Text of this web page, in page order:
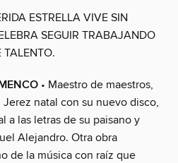
ESTRELLA VIVE SIN
SEGUIR TRABAJANDO
TALENTO.
• Maestro de maestros,
Jerez natal con su nuevo disco,
a las letras de su paisano y
Alejandro. Otra obra
de la música con raíz que